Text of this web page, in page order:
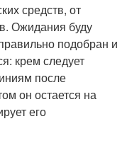
средств, от
Ожидания буду
подобран и
крем следует
после
он остается на
его